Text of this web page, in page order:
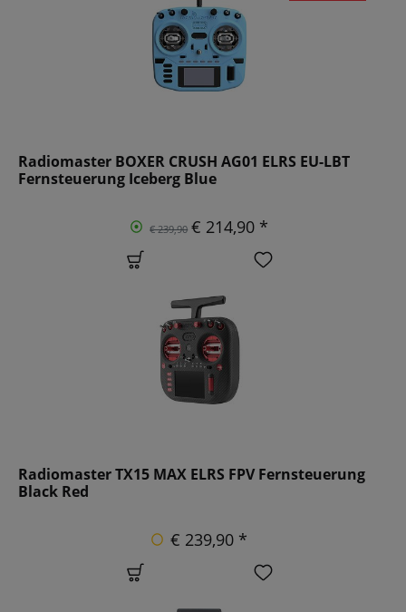
Radiomaster BOXER CRUSH AG01 ELRS EU-LBT
Fernsteuerung Iceberg Blue
€ 239,90 € 214,90 *
Radiomaster TX15 MAX ELRS FPV Fernsteuerung
Black Red
€ 239,90 *